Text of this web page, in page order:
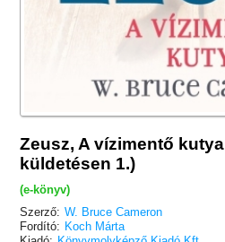
Zeusz, A vízimentő
küldetésen 1.)
(e-könyv)
Szerző: W. Bruce Cameron
Fordító: Koch Márta